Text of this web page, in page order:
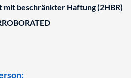
mit beschränkter Haftung (2HBR)